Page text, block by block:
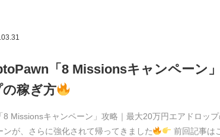
「8 Missionsキャンペーン
稼ぎ方
8 Missionsキャンペーン」攻略｜最大20万円エアドロッ
が、さらに強化されて帰ってきました
前回記事は